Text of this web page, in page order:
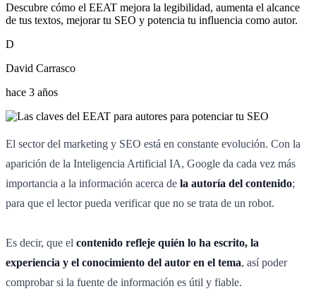
Descubre cómo el EEAT mejora la legibilidad, aumenta el alcance
de tus textos, mejorar tu SEO y potencia tu influencia como autor.
D
David Carrasco
hace 3 años
El sector del marketing y SEO está en constante evolución. Con la
aparición de la Inteligencia Artificial IA, Google da cada vez más
importancia a la información acerca de la autoría del contenido;
para que el lector pueda verificar que no se trata de un robot.
Es decir, que el contenido refleje quién lo ha escrito, la
experiencia y el conocimiento del autor en el tema, así poder
comprobar si la fuente de información es útil y fiable.